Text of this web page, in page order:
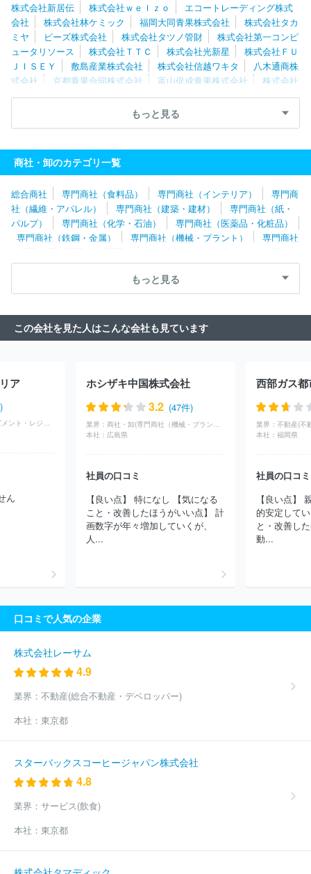
株式会社新居伝 株式会社ｗｅｌｚｏ
エコートレーディング株式
会社
株式会社林ケミック 福岡大同青果株式会社
株式会社タカ
ミヤ
ビーズ株式会社 株式会社タツノ管財
株式会社第一コンピ
ュータリソース
株式会社ＴＴＣ 株式会社光新星
株式会社ＦＵ
ＪＩＳＥＹ
敷島産業株式会社 株式会社信越ワキタ
八木通商株
式会社
京都青果合同株式会社 富山促成青果株式会社
株式会社
シーエスシーサービス
イツワ商事株式会社
ゼニヤ海洋サービス
株式会社名港フラワーブリッジ
株式会社バイオテック
会社
株式会社進研アド アピデ株式会社 株式会社ＧＭＴ
株
式会社カナエ
株式会社ＩＳＳリアライズ
山内金属株式会社
パシバ株式会社
グリーンホスピタルサプライ
株式会社
株式会社内村 東邦ゴム工業株式会社
株式会社丹波
屋
潮物産株式会社 永浜クロス株式会社
カネコ種苗株式会社
関東マルワ産業株式会社
株式会社リベルタ
株式会社フィッツコ
株式会社アルファウェーブ
エム・シー・ヘルスケアホールディングス株式会社
ダイヤ株式会
社
株式会社ヤマハミュージックジャパン
キングレコード株式会
社
株式会社武蔵野種苗園 田辺薬局株式会社
株式会社学究社
会社山本製作所
ニチモウ株式会社 佐藤長八商事株式会社
株式
会社日本ケアサプライ
住商グローバルエレクトロニクス株式会社
サンディスク合同会社
カルチュア・コンビニエンス・クラブ株式会社
住商フーズ株
富士フイルムグラフィックソリューションズ株式会社
アビリティーズ・ケアネット株式会社
株式会社グロップ
株式会
三ツ星ベルト販賣株式会社
東山産業株式会社
株式会社ナカムラロジスティクス
サナテックシード株式会社
株
株式会社朝日新聞立川総合販売
綱田工業株式会社
もっと見る
商社・卸のカテゴリ一覧
総合商社 専門商社（食料品） 専門商社（インテリア）
専門商
社（繊維・アパレル）
専門商社（建築・建材）
専門商社（紙・
パルプ）
専門商社（化学・石油）
専門商社（医薬品・化粧品）
専門商社（鉄鋼・金属）
専門商社（機械・プラント）
専門商社
（電子・電気機器・OA機器）
専門商社（自動車関連・輸送用機
器）
専門商社（医療機器）
専門商社（文具・事務用品・日用
専門商社（スポーツ・レジャー用品） 専門商社（その他）
もっと見る
この会社を見た人はこんな会社も見ています
ア
ん
ホシザキ中国株式会社
3.2 (47件)
業界：
本社： 広島県
社員の口コミ
【良い点】 特になし 【気になる
こと・改善したほうがいい点】 計
画数字が年々増加していくが、
人...
西部ガス
業界： 不動産(不
本社： 福岡県
社員の口コミ
【良い点】
的安定して
と・改善し
動...
口コミで人気の企業
株式会社レーサム
4.9
業界： 不動産(総合不動産・デベロッパー)
本社： 東京都
スターバックスコーヒージャパン株式会社
4.8
業界： サービス(飲食)
本社： 東京都